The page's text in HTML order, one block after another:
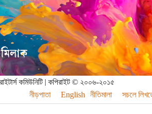
কমিউনিটি | কপিরাইট © ২০০৬-২০১৫
নীড়পাতা
English নীতিমালা সচলে